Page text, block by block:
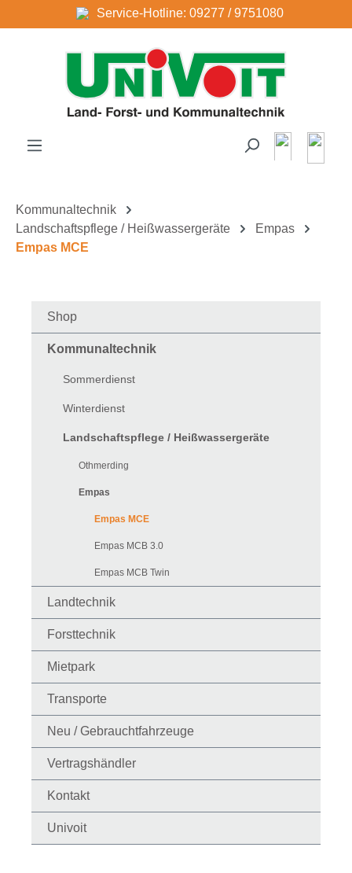
Zum Hauptinhalt springenService-Hotline: 09277 / 9751080
Kommunaltechnik
Landschaftspflege / Heißwassergeräte
Empas
Empas MCE
Shop
Kommunaltechnik
Sommerdienst
Winterdienst
Landschaftspflege / Heißwassergeräte
Othmerding
Empas
Empas MCE
Empas MCB 3.0
Empas MCB Twin
Landtechnik
Forsttechnik
Mietpark
Transporte
Neu / Gebrauchtfahrzeuge
Vertragshändler
Kontakt
Univoit